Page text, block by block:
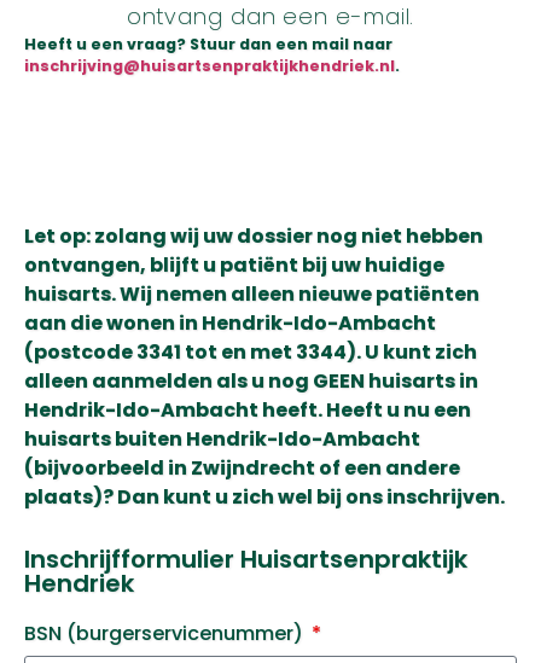
ontvang dan een e-mail.
Heeft u een vraag? Stuur dan een mail naar
inschrijving@huisartsenpraktijkhendriek.nl.
Let op: zolang wij uw dossier nog niet hebben
ontvangen, blijft u patiënt bij uw huidige
huisarts. Wij nemen alleen nieuwe patiënten
aan die wonen in Hendrik-Ido-Ambacht
(postcode 3341 tot en met 3344). U kunt zich
alleen aanmelden als u nog GEEN huisarts in
Hendrik-Ido-Ambacht heeft. Heeft u nu een
huisarts buiten Hendrik-Ido-Ambacht
(bijvoorbeeld in Zwijndrecht of een andere
plaats)? Dan kunt u zich wel bij ons inschrijven.
Inschrijfformulier Huisartsenpraktijk
Hendriek
BSN (burgerservicenummer)